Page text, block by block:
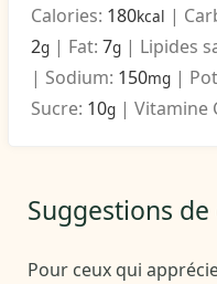
Calories: 180kcal |
2g | Fat: 7g | Lipides
| Sodium: 150mg |
Sucre: 10g | Vitamine
Suggestions
Pour ceux qui